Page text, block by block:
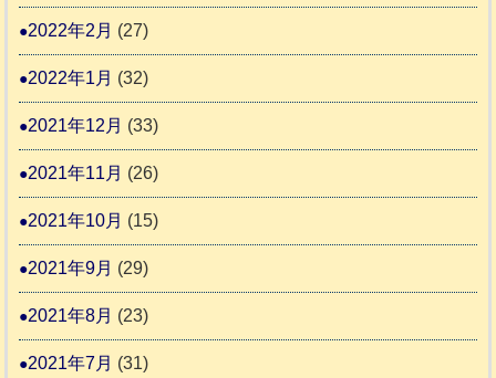
2022年2月 (27)
2022年1月 (32)
2021年12月 (33)
2021年11月 (26)
2021年10月 (15)
2021年9月 (29)
2021年8月 (23)
2021年7月 (31)